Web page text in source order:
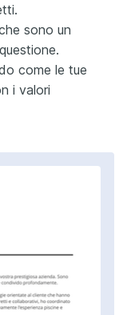
sono un
come le tue
i valori